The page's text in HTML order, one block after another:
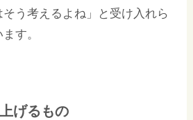
う考えるよね」と受け入れら
す。
げるもの